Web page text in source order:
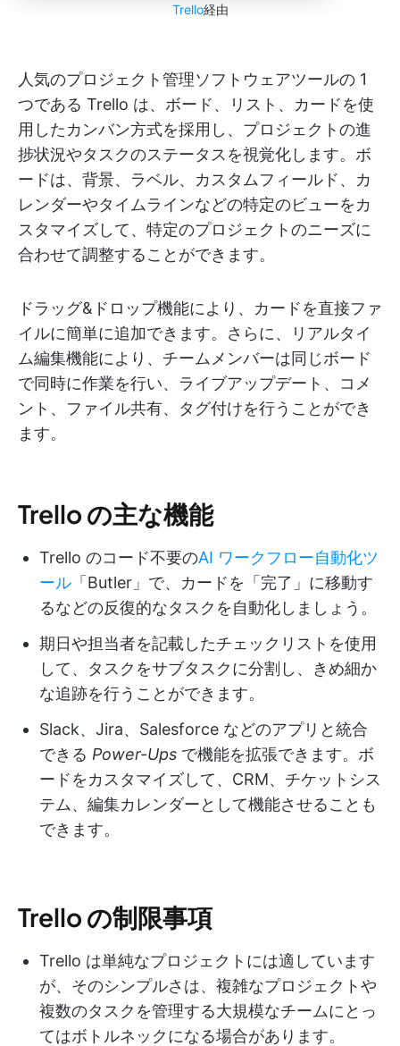
Trello経由
人気のプロジェクト管理ソフトウェアツールの 1
つである Trello は、ボード、リスト、カードを使
用したカンバン方式を採用し、プロジェクトの進
捗状況やタスクのステータスを視覚化します。ボ
ードは、背景、ラベル、カスタムフィールド、カ
レンダーやタイムラインなどの特定のビューをカ
スタマイズして、特定のプロジェクトのニーズに
合わせて調整することができます。
ドラッグ&ドロップ機能により、カードを直接ファ
イルに簡単に追加できます。さらに、リアルタイ
ム編集機能により、チームメンバーは同じボード
で同時に作業を行い、ライブアップデート、コメ
ント、ファイル共有、タグ付けを行うことができ
ます。
Trello の主な機能
Trello のコード不要のAI ワークフロー自動化ツ
ール 「Butler」で、カードを「完了」に移動す
るなどの反復的なタスクを自動化しましょう。
期日や担当者を記載したチェックリストを使用
して、タスクをサブタスクに分割し、きめ細か
な追跡を行うことができます。
Slack、Jira、Salesforce などのアプリと統合
できる Power-Ups で機能を拡張できます。ボ
ードをカスタマイズして、CRM、チケットシス
テム、編集カレンダーとして機能させることも
できます。
Trello の制限事項
Trello は単純なプロジェクトには適しています
が、そのシンプルさは、複雑なプロジェクトや
複数のタスクを管理する大規模なチームにとっ
てはボトルネックになる場合があります。